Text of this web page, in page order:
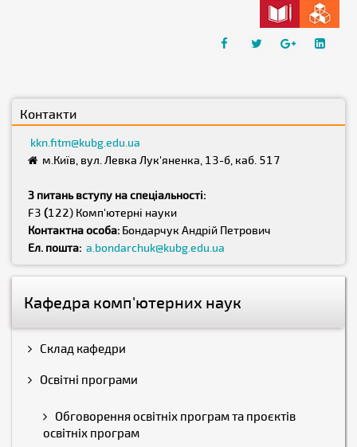
Контакти
kkn.fitm@kubg.edu.ua
м.Київ, вул. Левка Лук'яненка, 13-б, каб. 517
З питань вступу на спеціальності:
F3 (122) Комп'ютерні науки
Контактна особа: Бондарчук Андрій Петрович
Ел. пошта: a.bondarchuk@kubg.edu.ua
Кафедра комп'ютерних наук
Склад кафедри
Освітні програми
Обговорення освітніх програм та проєктів
освітніх програм